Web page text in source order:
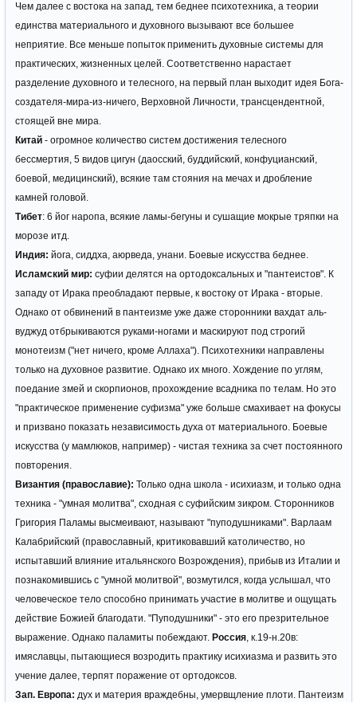
Чем далее с востока на запад, тем беднее психотехника, а теории
единства материального и духовного вызывают все большее
неприятие. Все меньше попыток применить духовные системы для
практических, жизненных целей. Соответственно нарастает
разделение духовного и телесного, на первый план выходит идея Бога-
создателя-мира-из-ничего, Верховной Личности, трансцендентной,
стоящей вне мира.
Китай - огромное количество систем достижения телесного
бессмертия, 5 видов цигун (даосский, буддийский, конфуцианский,
боевой, медицинский), всякие там стояния на мечах и дробление
камней головой.
Тибет: 6 йог наропа, всякие ламы-бегуны и сушащие мокрые тряпки на
морозе итд.
Индия: йога, сиддха, аюрведа, унани. Боевые искусства беднее.
Исламский мир: суфии делятся на ортодоксальных и "пантеистов". К
западу от Ирака преобладают первые, к востоку от Ирака - вторые.
Однако от обвинений в пантеизме уже даже сторонники вахдат аль-
вуджуд отбрыкиваются руками-ногами и маскируют под строгий
монотеизм ("нет ничего, кроме Аллаха"). Психотехники направлены
только на духовное развитие. Однако их много. Хождение по углям,
поедание змей и скорпионов, прохождение всадника по телам. Но это
"практическое применение суфизма" уже больше смахивает на фокусы
и призвано показать независимость духа от материального. Боевые
искусства (у мамлюков, например) - чистая техника за счет постоянного
повторения.
Византия (православие): Только одна школа - исихиазм, и только одна
техника - "умная молитва", сходная с суфийским зикром. Сторонников
Григория Паламы высмеивают, называют "пуподушниками". Варлаам
Калабрийский (православный, критиковавший католичество, но
испытавший влияние итальянского Возрождения), прибыв из Италии и
познакомившись с "умной молитвой", возмутился, когда услышал, что
человеческое тело способно принимать участие в молитве и ощущать
действие Божией благодати. "Пуподушники" - это его презрительное
выражение. Однако паламиты побеждают. Россия, к.19-н.20в:
имяславцы, пытающиеся возродить практику исихиазма и развить это
учение далее, терпят поражение от ортодоксов.
Зап. Европа: дух и материя враждебны, умервщление плоти. Пантеизм